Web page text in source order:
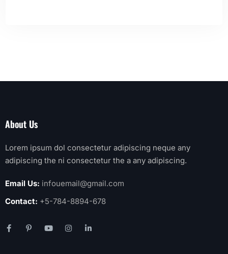
About Us
Lorem ipsum dol consectetur adipiscing neque any
adipiscing the ni consectetur the a any adipiscing.
Email Us: infouemail@gmail.com
Contact: +5-784-8894-678